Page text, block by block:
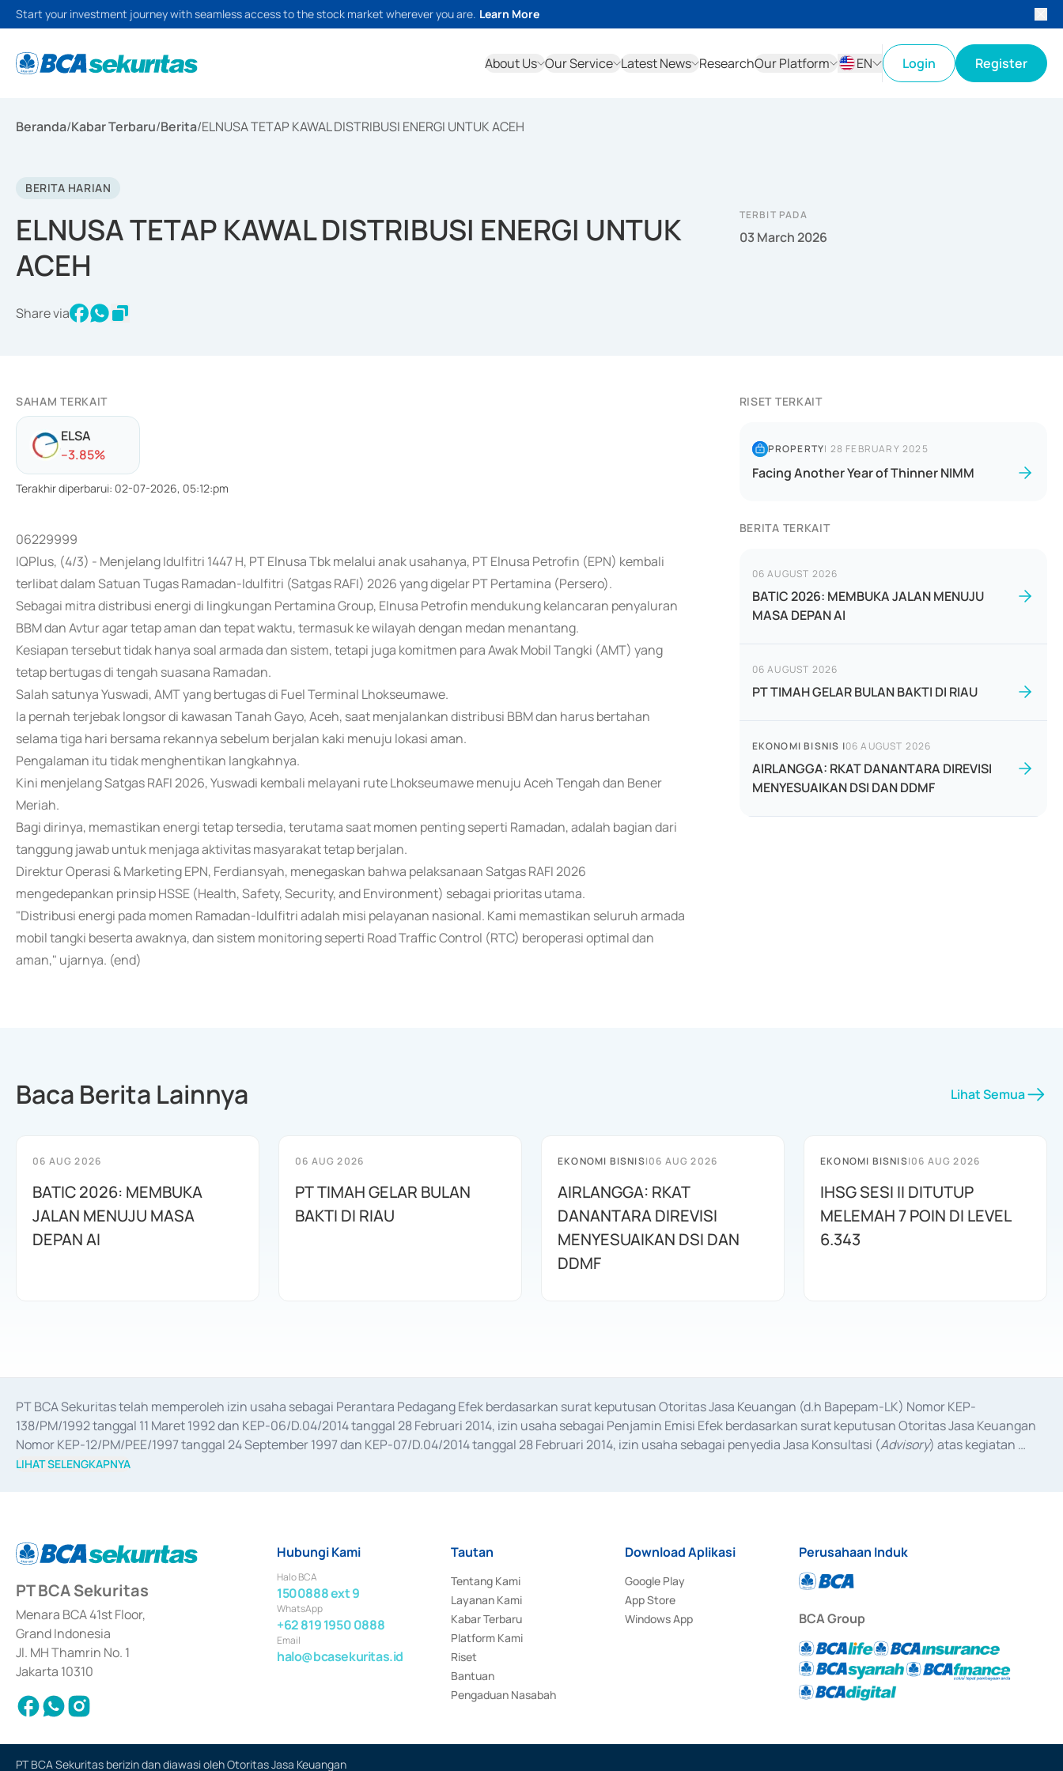
Start your investment journey with seamless access to the stock market wherever you are. Learn More
About Us Our Service Latest News ResearchOur Platform
EN
Login Register
Beranda/Kabar Terbaru/Berita/ELNUSA TETAP KAWAL DISTRIBUSI ENERGI UNTUK ACEH
BERITA HARIAN
ELNUSA TETAP KAWAL DISTRIBUSI ENERGI UNTUK
ACEH
Share via
TERBIT PADA
03 March 2026
SAHAM TERKAIT
ELSA
--3.85%
Terakhir diperbarui: 02-07-2026, 05:12:pm
06229999
IQPlus, (4/3) - Menjelang Idulfitri 1447 H, PT Elnusa Tbk melalui anak usahanya, PT Elnusa Petrofin (EPN) kembali
terlibat dalam Satuan Tugas Ramadan-Idulfitri (Satgas RAFI) 2026 yang digelar PT Pertamina (Persero).
Sebagai mitra distribusi energi di lingkungan Pertamina Group, Elnusa Petrofin mendukung kelancaran penyaluran
BBM dan Avtur agar tetap aman dan tepat waktu, termasuk ke wilayah dengan medan menantang.
Kesiapan tersebut tidak hanya soal armada dan sistem, tetapi juga komitmen para Awak Mobil Tangki (AMT) yang
tetap bertugas di tengah suasana Ramadan.
Salah satunya Yuswadi, AMT yang bertugas di Fuel Terminal Lhokseumawe.
Ia pernah terjebak longsor di kawasan Tanah Gayo, Aceh, saat menjalankan distribusi BBM dan harus bertahan
selama tiga hari bersama rekannya sebelum berjalan kaki menuju lokasi aman.
Pengalaman itu tidak menghentikan langkahnya.
Kini menjelang Satgas RAFI 2026, Yuswadi kembali melayani rute Lhokseumawe menuju Aceh Tengah dan Bener
Meriah.
Bagi dirinya, memastikan energi tetap tersedia, terutama saat momen penting seperti Ramadan, adalah bagian dari
tanggung jawab untuk menjaga aktivitas masyarakat tetap berjalan.
Direktur Operasi & Marketing EPN, Ferdiansyah, menegaskan bahwa pelaksanaan Satgas RAFI 2026
mengedepankan prinsip HSSE (Health, Safety, Security, and Environment) sebagai prioritas utama.
"Distribusi energi pada momen Ramadan-Idulfitri adalah misi pelayanan nasional. Kami memastikan seluruh armada
mobil tangki beserta awaknya, dan sistem monitoring seperti Road Traffic Control (RTC) beroperasi optimal dan
aman," ujarnya. (end)
RISET TERKAIT
PROPERTY| 28 FEBRUARY 2025
Facing Another Year of Thinner NIMM
BERITA TERKAIT
06 AUGUST 2026
BATIC 2026: MEMBUKA JALAN MENUJU
MASA DEPAN AI
06 AUGUST 2026
PT TIMAH GELAR BULAN BAKTI DI RIAU
EKONOMI BISNIS |06 AUGUST 2026
AIRLANGGA: RKAT DANANTARA DIREVISI
MENYESUAIKAN DSI DAN DDMF
Baca Berita Lainnya Lihat Semua
06 AUG 2026
BATIC 2026: MEMBUKA
JALAN MENUJU MASA
DEPAN AI
06 AUG 2026
PT TIMAH GELAR BULAN
BAKTI DI RIAU
EKONOMI BISNIS|06 AUG 2026
AIRLANGGA: RKAT
DANANTARA DIREVISI
MENYESUAIKAN DSI DAN
DDMF
EKONOMI BISNIS|06 AUG 2026
IHSG SESI II DITUTUP
MELEMAH 7 POIN DI LEVEL
6.343
PT BCA Sekuritas telah memperoleh izin usaha sebagai Perantara Pedagang Efek berdasarkan surat keputusan Otoritas Jasa Keuangan (d.h Bapepam-LK) Nomor KEP-
138/PM/1992 tanggal 11 Maret 1992 dan KEP-06/D.04/2014 tanggal 28 Februari 2014, izin usaha sebagai Penjamin Emisi Efek berdasarkan surat keputusan Otoritas Jasa Keuangan
Nomor KEP-12/PM/PEE/1997 tanggal 24 September 1997 dan KEP-07/D.04/2014 tanggal 28 Februari 2014, izin usaha sebagai penyedia Jasa Konsultasi (Advisory) atas kegiatan
merger, akuisisi, divestasi, dan
LIHAT SELENGKAPNYA
PT BCA Sekuritas
Menara BCA 41st Floor,
Grand Indonesia
Jl. MH Thamrin No. 1
Jakarta 10310
Hubungi Kami
Halo BCA
1500888 ext 9
WhatsApp
+62 819 1950 0888
Email
halo@bcasekuritas.id
Tautan
Tentang Kami
Layanan Kami
Kabar Terbaru
Platform Kami
Riset
Bantuan
Pengaduan Nasabah
Download Aplikasi
Google Play
App Store
Windows App
Perusahaan Induk
BCA Group
PT BCA Sekuritas berizin dan diawasi oleh Otoritas Jasa Keuangan